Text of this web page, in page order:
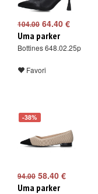
104.00 64.40 €
Uma parker
Bottines 648.02.25p
Favori
-38%
94.00 58.40 €
Uma parker